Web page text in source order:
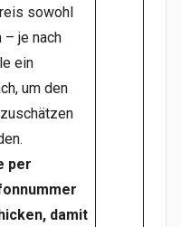
sowohl
– je nach
ein
um den
per
damit